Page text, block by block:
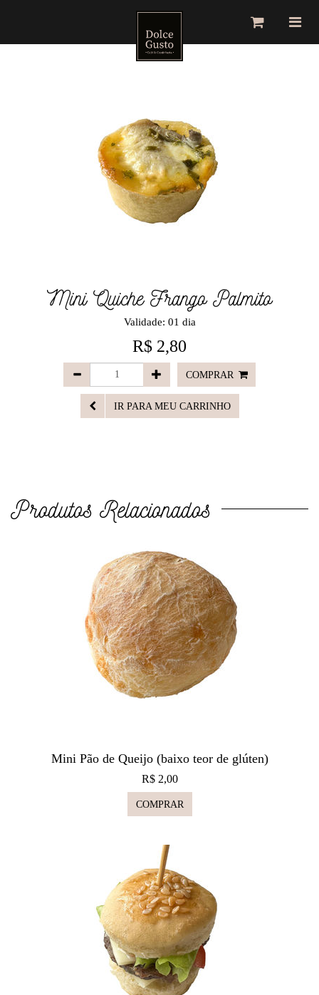
Toggle
navigation
Mini Quiche Frango Palmito
Validade: 01 dia
R$ 2,80
COMPRAR
IR PARA MEU CARRINHO
Produtos Relacionados
Mini Pão de Queijo (baixo teor de glúten)
R$ 2,00
COMPRAR